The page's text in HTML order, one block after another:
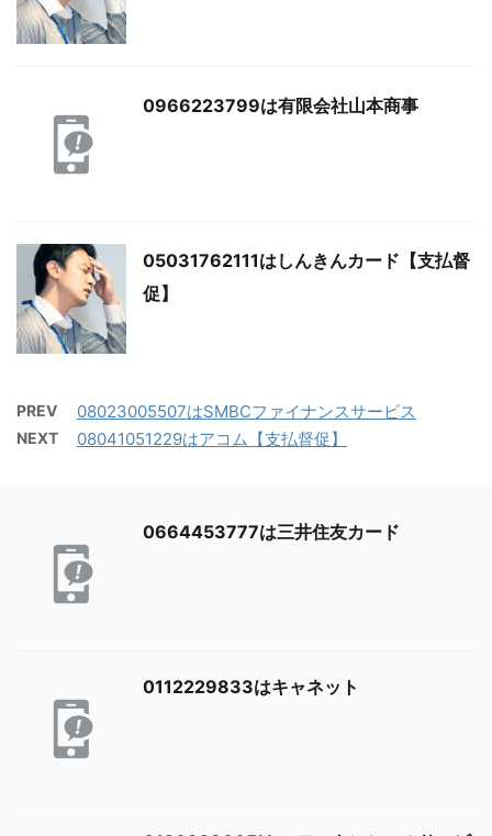
0966223799は有限会社山本商事
05031762111はしんきんカード【支払督
促】
PREV 08023005507はSMBCファイナンスサービス
NEXT 08041051229はアコム【支払督促】
0664453777は三井住友カード
0112229833はキャネット